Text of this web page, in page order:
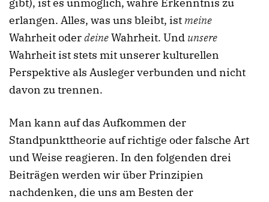
erlangen. Alles, was uns bleibt, ist meine
Wahrheit oderdeineWahrheit. Und unsere
Wahrheit ist stets mit unserer kulturellen
Perspektive als Ausleger verbunden und nicht
davon zu trennen.
Man kann auf das Aufkommen der
Standpunkttheorie auf richtige oder falsche Art
und Weise reagieren. In den folgenden drei
Beiträgen werden wir über Prinzipien
nachdenken, die uns am Besten der